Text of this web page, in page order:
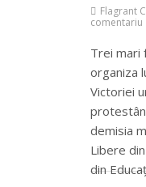
Flagrant
comentariu
Trei mari
organiza
Victoriei
demisia
Libere
din